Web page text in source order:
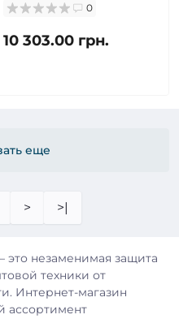
0
10 303.00 грн.
еще
> >|
это незаменимая защита
техники от
Интернет-магазин
ассортимент